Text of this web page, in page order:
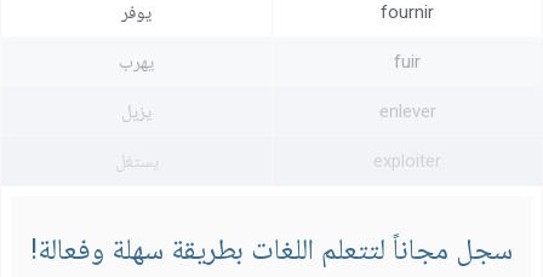
fournir يوفر
fuir يهرب
enlever يزيل
exploiter يستغل
سجل مجاناً لتتعلم اللغات بطريقة سهلة وفعالة!